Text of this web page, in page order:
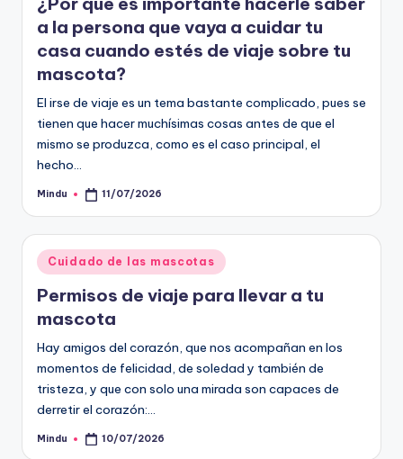
a la persona que vaya a cuidar tu
casa cuando estés de viaje sobre tu
mascota?
El irse de viaje es un tema bastante complicado, pues se
tienen que hacer muchísimas cosas antes de que el
mismo se produzca, como es el caso principal, el
hecho…
Publicado
Mindu 11/07/2026
Publicado
en
Cuidado de las mascotas
Permisos de viaje para llevar a tu
mascota
Hay amigos del corazón, que nos acompañan en los
momentos de felicidad, de soledad y también de
tristeza, y que con solo una mirada son capaces de
derretir el corazón:…
Publicado
Mindu 10/07/2026